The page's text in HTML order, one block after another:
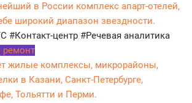
в России комплекс апарт-отелей,
широкий диапазон звездности.
#Контакт-центр #Речевая аналитика
ремонт
жилые комплексы, микрорайоны,
в Казани, Санкт-Петербурге,
Тольятти и Перми.